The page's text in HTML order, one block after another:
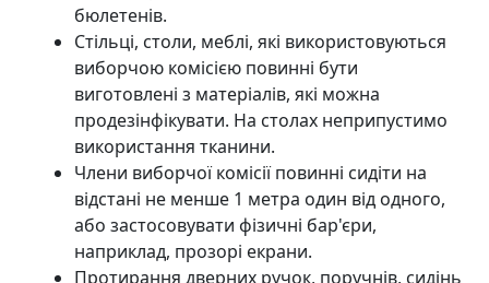
бюлетенів.
Стільці, столи, меблі, які використовуються
виборчою комісією повинні бути
виготовлені з матеріалів, які можна
продезінфікувати. На столах неприпустимо
використання тканини.
Члени виборчої комісії повинні сидіти на
відстані не менше 1 метра один від одного,
або застосовувати фізичні бар'єри,
наприклад, прозорі екрани.
Протирання дверних ручок, поручнів, сидінь